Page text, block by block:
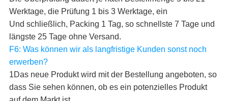
Werktage, die Prüfung 1 bis 3 Werktage, ein
Und schließlich, Packing 1 Tag, so schnellste 7 Tage und
längste 25 Tage ohne Versand.
F6: Was können wir als langfristige Kunden sonst noch
erwerben?
1Das neue Produkt wird mit der Bestellung angeboten, so
dass Sie sehen können, ob es ein potenzielles Produkt